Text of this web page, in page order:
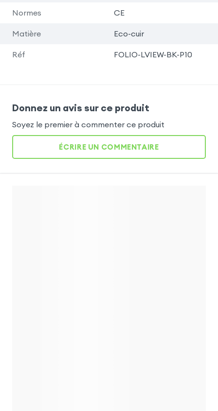
Normes CE
Matière Eco-cuir
Réf FOLIO-LVIEW-BK-P10
Donnez un avis sur ce produit
Soyez le premier à commenter ce produit
ÉCRIRE UN COMMENTAIRE